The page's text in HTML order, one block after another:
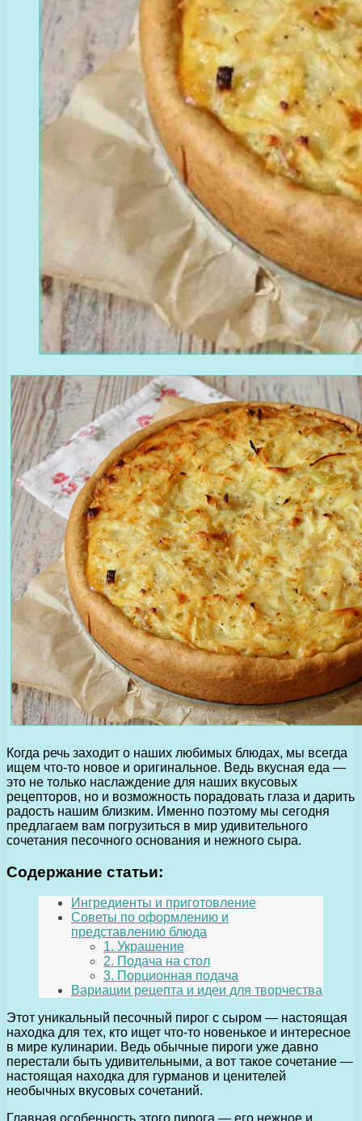
Когда речь заходит о наших любимых блюдах, мы всегда
ищем что-то новое и оригинальное. Ведь вкусная еда —
это не только наслаждение для наших вкусовых
рецепторов, но и возможность порадовать глаза и дарить
радость нашим близким. Именно поэтому мы сегодня
предлагаем вам погрузиться в мир удивительного
сочетания песочного основания и нежного сыра.
Содержание статьи:
Ингредиенты и приготовление
Советы по оформлению и
представлению блюда
1. Украшение
2. Подача на стол
3. Порционная подача
Вариации рецепта и идеи для творчества
Этот уникальный песочный пирог с сыром — настоящая
находка для тех, кто ищет что-то новенькое и интересное
в мире кулинарии. Ведь обычные пироги уже давно
перестали быть удивительными, а вот такое сочетание —
настоящая находка для гурманов и ценителей
необычных вкусовых сочетаний.